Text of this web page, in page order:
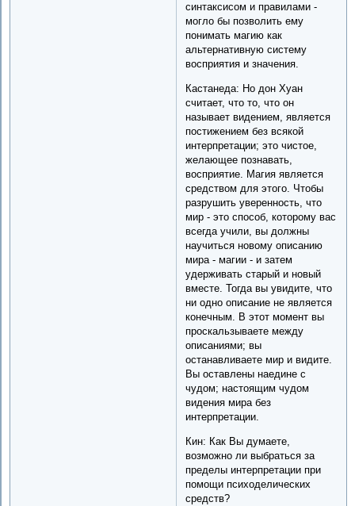
синтаксисом и правилами -
могло бы позволить ему
понимать магию как
альтернативную систему
восприятия и значения.
Кастанеда: Но дон Хуан
считает, что то, что он
называет видением, является
постижением без всякой
интерпретации; это чистое,
желающее познавать,
восприятие. Магия является
средством для этого. Чтобы
разрушить уверенность, что
мир - это способ, которому вас
всегда учили, вы должны
научиться новому описанию
мира - магии - и затем
удерживать старый и новый
вместе. Тогда вы увидите, что
ни одно описание не является
конечным. В этот момент вы
проскальзываете между
описаниями; вы
останавливаете мир и видите.
Вы оставлены наедине с
чудом; настоящим чудом
видения мира без
интерпретации.
Кин: Как Вы думаете,
возможно ли выбраться за
пределы интерпретации при
помощи психоделических
средств?